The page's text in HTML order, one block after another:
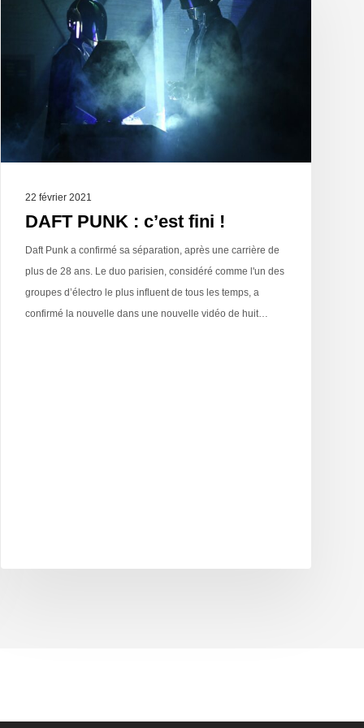
22 février 2021
DAFT PUNK : c’est fini !
Daft Punk a confirmé sa séparation, après une carrière de
plus de 28 ans. Le duo parisien, considéré comme l'un des
groupes d’électro le plus influent de tous les temps, a
confirmé la nouvelle dans une nouvelle vidéo de huit…